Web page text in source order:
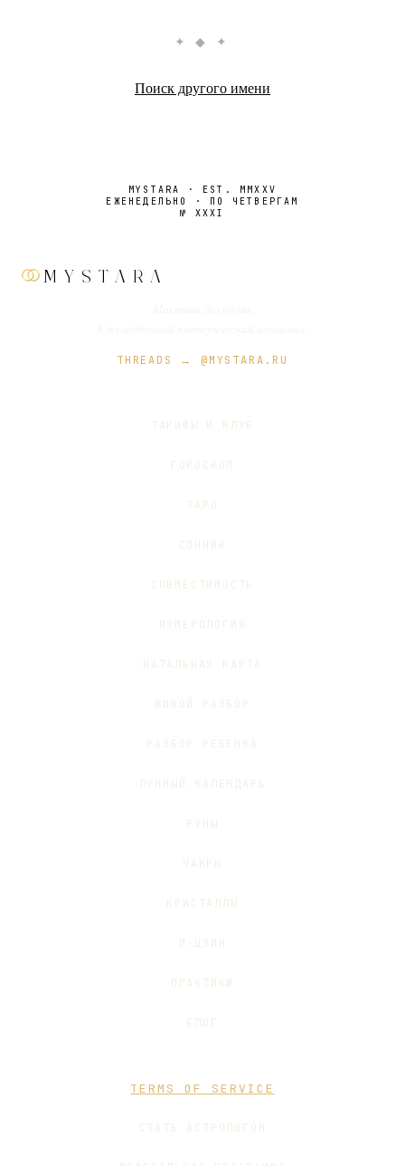
✦ ◆ ✦
Поиск другого имени
MYSTARA · EST. MMXXV
ЕЖЕНЕДЕЛЬНО · ПО ЧЕТВЕРГАМ
№ XXXI
MYSTARA
THREADS → @MYSTARA.RU
ТАРИФЫ И КЛУБ
ГОРОСКОП
ТАРО
СОННИК
СОВМЕСТИМОСТЬ
НУМЕРОЛОГИЯ
НАТАЛЬНАЯ КАРТА
ЖИВОЙ РАЗБОР
РАЗБОР РЕБЁНКА
ЛУННЫЙ КАЛЕНДАРЬ
РУНЫ
ЧАКРЫ
КРИСТАЛЛЫ
И-ЦЗИН
ПРАКТИКИ
БЛОГ
TERMS OF SERVICE
СТАТЬ АСТРОЛОГОМ